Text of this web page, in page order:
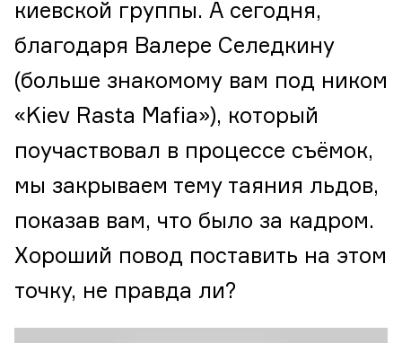
киевской группы. А сегодня,
благодаря Валере Селедкину
(больше знакомому вам под ником
«Kiev Rasta Mafia»), который
поучаствовал в процессе съёмок,
мы закрываем тему таяния льдов,
показав вам, что было за кадром.
Хороший повод поставить на этом
точку, не правда ли?